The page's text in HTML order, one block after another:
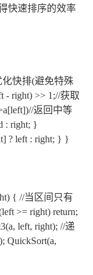
快速排序的效率
化快排(避免特殊
- right) >> 1;//获取
返回中等
: right; }
? left : right; } }
{ //当区间只有
>= right) return;
left, right); //递
QuickSort(a,